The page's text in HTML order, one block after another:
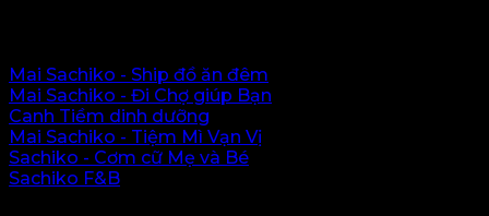
Mai Sachiko - Ship đồ ăn đêm
Mai Sachiko - Đi Chợ giúp Bạn
Canh Tiềm dinh dưỡng
Mai Sachiko - Tiệm Mì Vạn Vị
Sachiko - Cơm cữ Mẹ và Bé
Sachiko F&B